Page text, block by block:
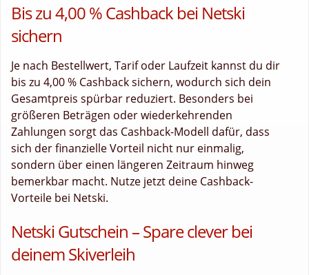
Bis zu 4,00 % Cashback bei Netski
sichern
Je nach Bestellwert, Tarif oder Laufzeit kannst du dir
bis zu 4,00 % Cashback sichern, wodurch sich dein
Gesamtpreis spürbar reduziert. Besonders bei
größeren Beträgen oder wiederkehrenden
Zahlungen sorgt das Cashback-Modell dafür, dass
sich der finanzielle Vorteil nicht nur einmalig,
sondern über einen längeren Zeitraum hinweg
bemerkbar macht. Nutze jetzt deine Cashback-
Vorteile bei Netski.
Netski Gutschein – Spare clever bei
deinem Skiverleih